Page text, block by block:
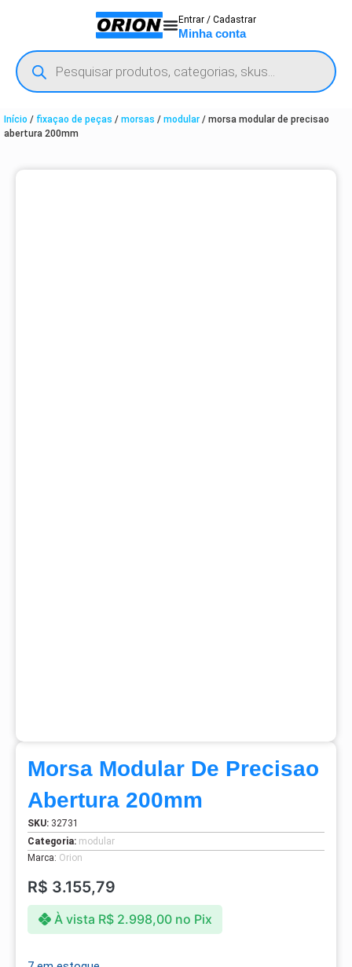
Entrar / Cadastrar
Minha conta
Início / fixaçao de peças / morsas / modular / morsa modular de precisao
abertura 200mm
Morsa Modular De Precisao
Abertura 200mm
SKU: 32731
Categoria: modular
Marca: Orion
R$ 3.155,79
À vista R$2.998,00 no Pix